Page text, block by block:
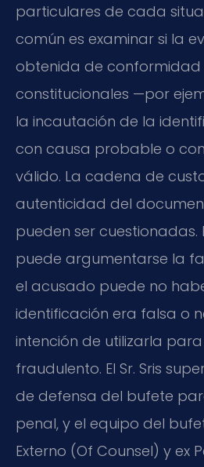
particulares de cada
común es examinar si la
obtenida de conformidad
constitucionales —por
la incautación de la
con causa probable o
válido. La cadena de
autenticidad del
pueden ser cuestionadas.
puede argumentarse la
el acusado puede no
identificación era falsa o
intención de utilizarla
fraudulento. El Sr. Sris
de defensa del bufete
penal, y el equipo del
Externo (Of Counsel) y ex